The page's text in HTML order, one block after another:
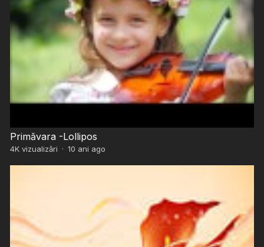
Primăvara -Lollipos
4Kvizualizări · 10 ani ago